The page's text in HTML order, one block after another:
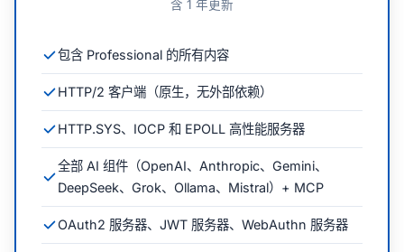
含 1 年更新
包含 Professional 的所有内容
HTTP/2 客户端（原生，无外部依赖）
HTTP.SYS、IOCP 和 EPOLL 高性能服务器
全部 AI 组件（OpenAI、Anthropic、Gemini、
DeepSeek、Grok、Ollama、Mistral）+ MCP
OAuth2 服务器、JWT 服务器、WebAuthn 服务器